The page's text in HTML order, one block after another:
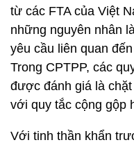
từ các FTA của Việt
những nguyên nhân
yêu cầu liên quan
Trong CPTPP, các
được đánh giá là
với quy tắc cộng gộp
Với tinh thần khẩn